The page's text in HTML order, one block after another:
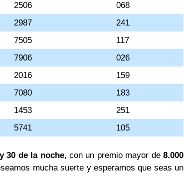
2506
068
2987
241
7505
117
7906
026
2016
159
7080
183
1453
251
5741 105
30 de la noche, con un premio mayor de8.000
mucha suerte y esperamos que seas un